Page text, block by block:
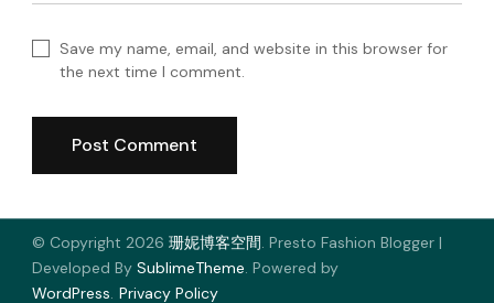
Save my name, email, and website in this browser for
the next time I comment.
© Copyright 2026 珊妮博客空間. Presto Fashion Blogger |
Developed By SublimeTheme. Powered by
WordPress. Privacy Policy